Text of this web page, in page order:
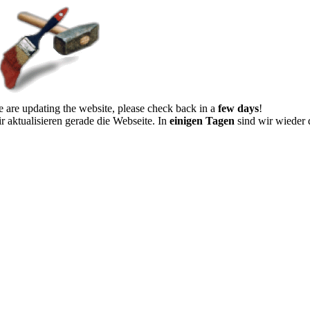
are updating the website, please check back in a few days!
aktualisieren gerade die Webseite. In einigen Tagen sind wir wieder